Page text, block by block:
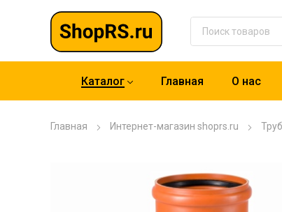
Каталог Главная О нас
Главная Интернет-магазин shoprs.ru